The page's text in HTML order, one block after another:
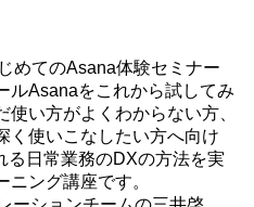
めてのAsana体験セミナー
ルAsanaをこれから試してみ
い方がよくわからない方、
く使いこなしたい方へ向け
る日常業務のDXの方法を実
ング講座です。